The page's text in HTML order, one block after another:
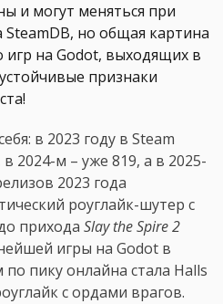
и могут меняться при
но общая картина
игр на Godot, выходящих в
признаки
в 2023 году в Steam
2024-м – уже 819, а в 2025-
2023 года
роуглайк-шутер с
прихода Slay the Spire 2
игры на Godot в
пику онлайна стала Halls
с ордами врагов.